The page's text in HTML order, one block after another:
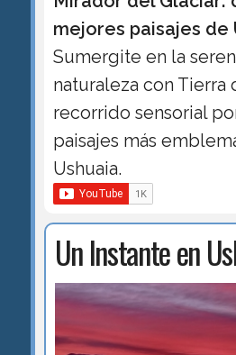
mejores paisajes de
Sumergite en la
naturaleza con Tierra
recorrido sensorial
paisajes más
Ushuaia.
Un Instante en